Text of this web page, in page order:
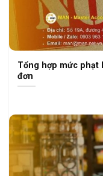
Tổng hợp mức phạt
đơn